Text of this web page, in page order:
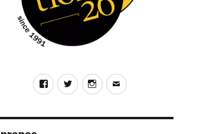
FacebookTwitterInstagram
E-